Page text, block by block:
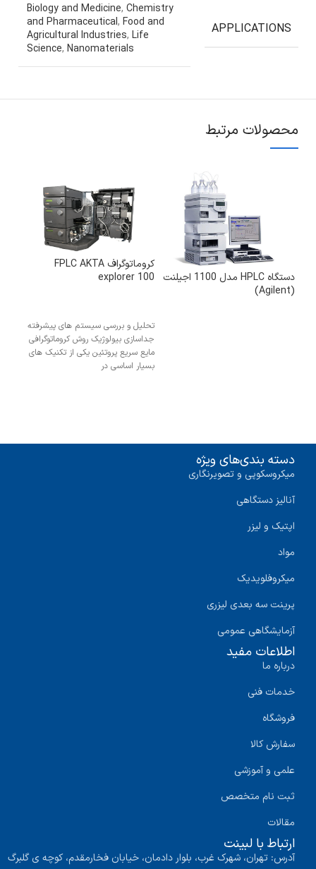
APPLICATIONS
Biology and Medicine, Chemistry
and Pharmaceutical, Food and
Agricultural Industries, Life
Science, Nanomaterials
محصولات مرتبط
دستگاه HPLC مدل 1100 اجیلنت
(Agilent)
کروماتوگراف FPLC AKTA
explorer 100
تحلیل و بررسی سیستم های پیشرفته
جداسازی بیولوژیک روش کروماتوگرافی
مایع سریع پروتئین یکی از تکنیک های
بسیار اساسی در
دسته بندی‌های ویژه
میکروسکوپی و تصویرنگاری
آنالیز دستگاهی
اپتیک و لیزر
مواد
میکروفلویدیک
پرینت سه‌ بعدی لیزری
آزمایشگاهی عمومی
اطلاعات مفید
درباره ما
خدمات فنی
فروشگاه
سفارش کالا
علمی و آموزشی
ثبت نام متخصص
مقالات
ارتباط با لبینت
آدرس: تهران، شهرک غرب، بلوار دادمان، خیابان فخارمقدم، کوچه ی گلبرگ